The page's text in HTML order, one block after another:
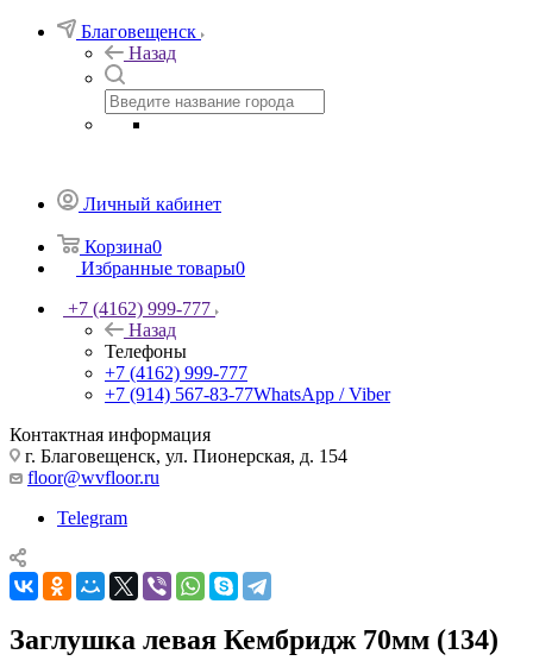
Благовещенск
Назад
Личный кабинет
Корзина0
Избранные товары0
+7 (4162) 999-777
Назад
Телефоны
+7 (4162) 999-777
+7 (914) 567-83-77WhatsApp / Viber
Контактная информация
г. Благовещенск, ул. Пионерская, д. 154
floor@wvfloor.ru
Telegram
Заглушка левая Кембридж 70мм (134)